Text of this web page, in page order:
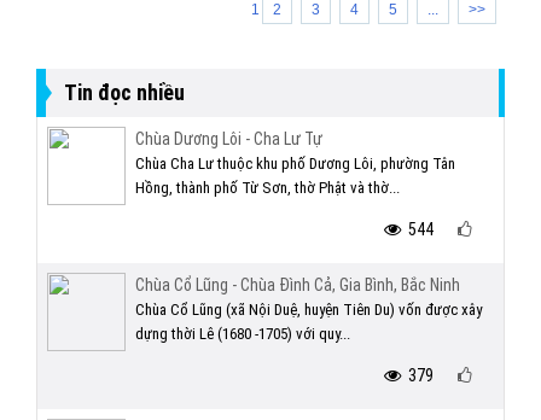
1 2 3 4 5 ... >>
Tin đọc nhiều
Chùa Dương Lôi - Cha Lư Tự
Chùa Cha Lư thuộc khu phố Dương Lôi, phường Tân
Hồng, thành phố Từ Sơn, thờ Phật và thờ...
544
Chùa Cổ Lũng - Chùa Đình Cả, Gia Bình, Bắc Ninh
Chùa Cổ Lũng (xã Nội Duệ, huyện Tiên Du) vốn được xây
dựng thời Lê (1680 -1705) với quy...
379